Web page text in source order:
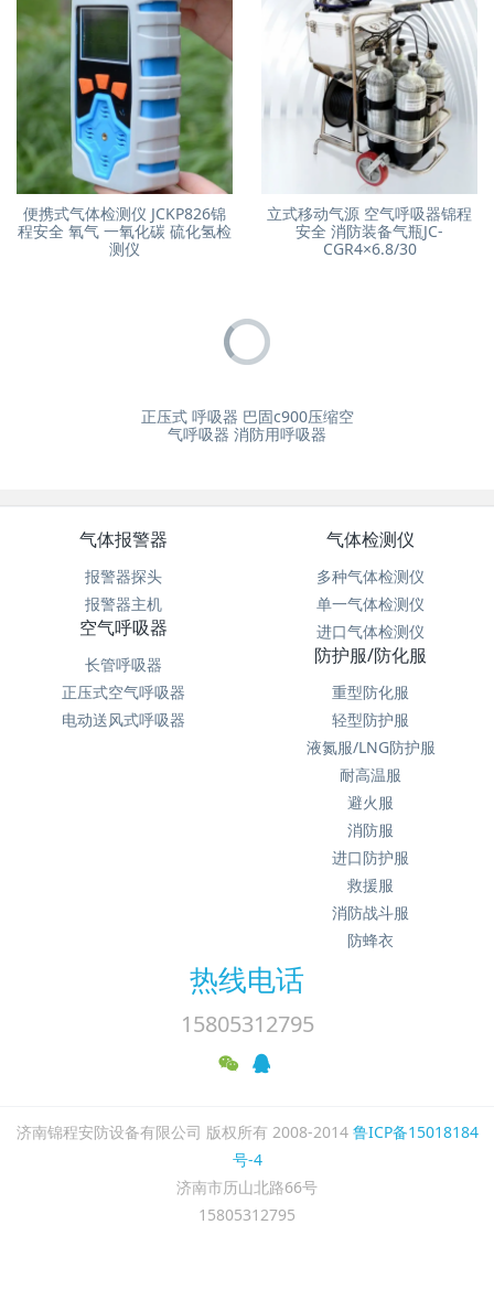
便携式气体检测仪 JCKP826锦
程安全 氧气 一氧化碳 硫化氢检
测仪
立式移动气源 空气呼吸器锦程
安全 消防装备气瓶JC-
CGR4×6.8/30
正压式 呼吸器 巴固c900压缩空
气呼吸器 消防用呼吸器
气体报警器
报警器探头
报警器主机
气体检测仪
多种气体检测仪
单一气体检测仪
进口气体检测仪
空气呼吸器
长管呼吸器
正压式空气呼吸器
电动送风式呼吸器
防护服/防化服
重型防化服
轻型防护服
液氮服/LNG防护服
耐高温服
避火服
消防服
进口防护服
救援服
消防战斗服
防蜂衣
热线电话
15805312795
济南锦程安防设备有限公司 版权所有 2008-2014 鲁ICP备15018184
号-4
济南市历山北路66号
15805312795